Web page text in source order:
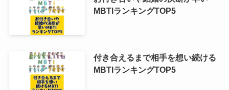
MBTIランキングTOP5
付き合えるまで相手を想い続ける
MBTIランキングTOP5